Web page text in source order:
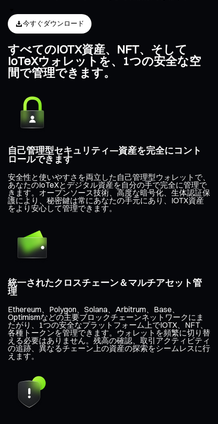
今すぐダウンロード
すべてのIOTX資産、NFT、そして
IoTeXウォレットを、1つの安全な空
間で管理できます。
自己管理型セキュリティ—資産を完全にコント
ロールできます
安全性と使いやすさを両立した自己管理型ウォレットで、
あなたのIoTeXとデジタル資産を自分の手で完全に管理で
きます。オープンソース技術、高度な暗号化、生体認証保
護により、秘密鍵は常にあなたの手元にあり、IOTX資産
をより安心して管理できます。
統一されたクロスチェーン＆マルチアセット管
理
Ethereum、Polygon、Solana、Arbitrum、Base、
Optimismなどの主要ブロックチェーンネットワークにま
たがり、1つの安全なプラットフォーム上でIOTX、NFT、
各種トークンを管理できます。ウォレットを頻繁に切り替
える必要はありません。残高の確認、取引アクティビティ
の追跡、異なるチェーン上の資産の探索をシームレスに行
えます。